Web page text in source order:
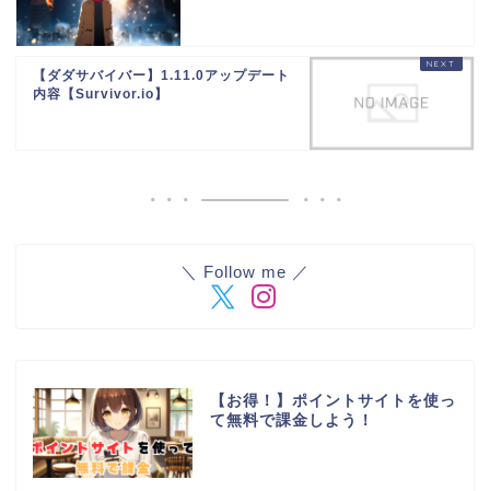
【ダダサバイバー】1.11.0アップデート
内容【Survivor.io】
＼ Follow me ／
【お得！】ポイントサイトを使っ
て無料で課金しよう！